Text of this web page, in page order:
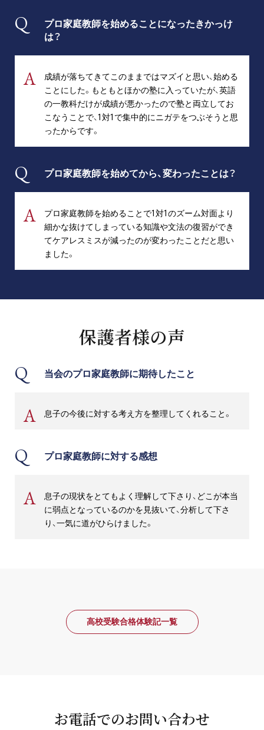
プロ教師が届ける
公式LINE＠
0120-11-3967
受付:9:30～21:30(定休:日曜・祝日)
お問い合わせ・資料請求
無料体験授業とは
プロ家庭教師を始めることになったきかっけ
は？
成績が落ちてきてこのままではマズイと思い、始める
ことにした。もともとほかの塾に入っていたが、英語
の一教科だけが成績が悪かったので塾と両立してお
こなうことで、1対1で集中的にニガテをつぶそうと思
ったからです。
プロ家庭教師を始めてから、変わったことは？
プロ家庭教師を始めることで1対1のズーム対面より
細かな抜けてしまっている知識や文法の復習ができ
てケアレスミスが減ったのが変わったことだと思い
ました。
保護者様の声
当会のプロ家庭教師に期待したこと
息子の今後に対する考え方を整理してくれること。
プロ家庭教師に対する感想
息子の現状をとてもよく理解して下さり、どこが本当
に弱点となっているのかを見抜いて、分析して下さ
り、一気に道がひらけました。
高校受験合格体験記一覧
お電話でのお問い合わせ